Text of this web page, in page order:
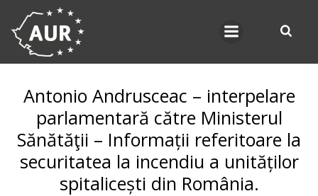
Antonio Andrusceac – interpelare
parlamentară către Ministerul
Sănătăţii – Informații referitoare la
securitatea la incendiu a unităților
spitalicești din România.